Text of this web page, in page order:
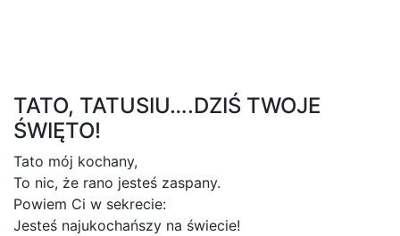
TATO, TATUSIU….DZIŚ TWOJE
ŚWIĘTO!
Tato mój kochany,
To nic, że rano jesteś zaspany.
Powiem Ci w sekrecie:
Jesteś najukochańszy na świecie!